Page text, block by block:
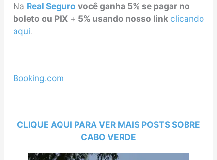
Na Real Seguro você ganha 5% se pagar no
boleto ou PIX+ 5% usando nosso link clicando
aqui.
Booking.com
CLIQUE AQUI PARA VER MAIS POSTS SOBRE
CABO VERDE